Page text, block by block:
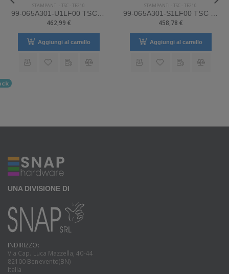
STAMPANTI - TSC - TE210
462,99 €
Aggiungi al carrello
STAMPANTI - TSC - TE210
458,78 €
Aggiungi al carrello
UNA DIVISIONE DI
INDIRIZZO:
Via Cap. Luca Mazzella, 40-44
82100 Benevento(BN)
Italia